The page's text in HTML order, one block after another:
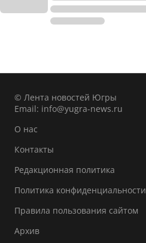
© Лента новостей Югры
Email: info@yugra-news.ru
О нас
Контакты
Редакционная политика
Политика конфиденциальности
Правила пользования сайтом
Архив